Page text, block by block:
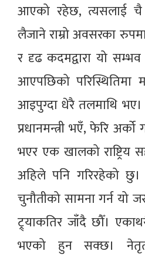
आएको रहेछ, त्यसलाई
लैजाने राम्रो अवसरका
र दृढ कदमद्वारा यो
आएपछिको परिस्थितिमा
आइपुग्दा धेरै तलमाथि
प्रधानमन्त्री भएँ, फेरि अर्को
भएर एक खालको राष्ट्रिय
अहिले पनि गरिरहेको
चुनौतीको सामना गर्न यो
ट्र्याकतिर जाँदै छौँ।
भएको हुन सक्छ।